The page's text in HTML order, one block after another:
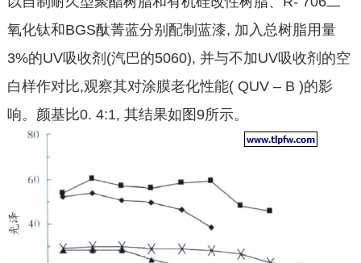
氧化钛和BGS酞菁蓝分别配制蓝漆, 加入总树脂用量
3%的UV吸收剂(汽巴的5060), 并与不加UV吸收剂的空
白样作对比,观察其对涂膜老化性能( QUV – B )的影
响。颜基比0. 4:1, 其结果如图9所示。